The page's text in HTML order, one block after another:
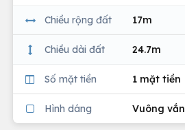
Chiều rộng đất 17m
Chiều dài đất 24.7m
Số mặt tiền 1 mặt tiền
Hình dáng Vuông vắn